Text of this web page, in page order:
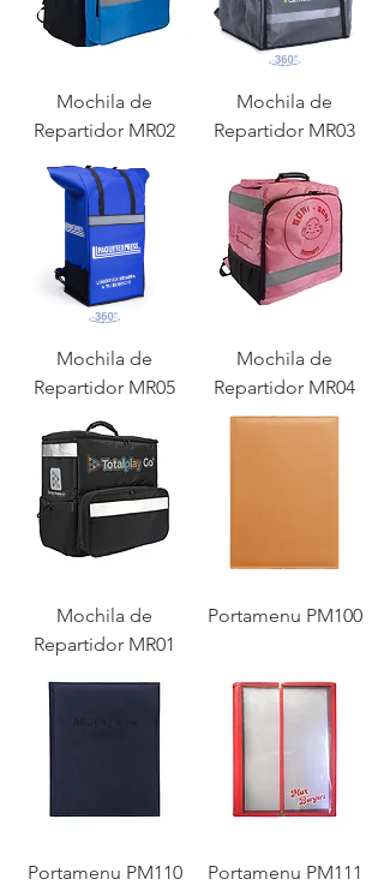
Mochila de
Repartidor MR02
Mochila de
Repartidor MR03
Mochila de
Repartidor MR05
Mochila de
Repartidor MR04
Mochila de
Repartidor MR01
Portamenu PM100
Portamenu PM110 Portamenu PM111